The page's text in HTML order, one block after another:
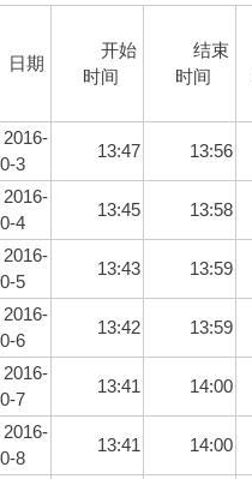
日期
开始
时间
结束
时间
2016-
3
13:47 13:56
2016-
4
13:45 13:58
2016-
5
13:43 13:59
2016-
6
13:42 13:59
2016-
7
13:41 14:00
2016-
8
13:41 14:00